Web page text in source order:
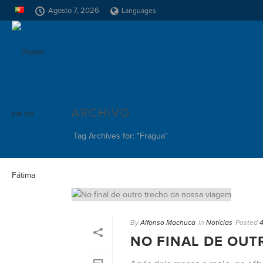
Agosto 7, 2026 Languages
ARCHIVO
Tag Archives for: "Fragua"
By Alfonso Machuca In Notícias Posted
NO FINAL DE